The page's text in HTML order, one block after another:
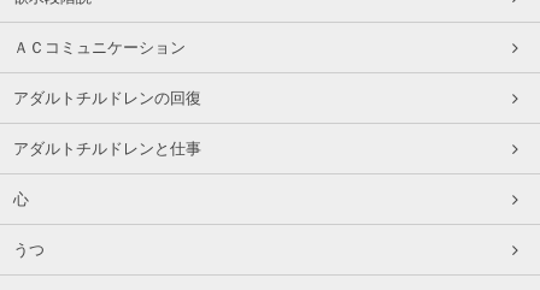
ＡＣコミュニケーション
アダルトチルドレンの回復
アダルトチルドレンと仕事
心
うつ